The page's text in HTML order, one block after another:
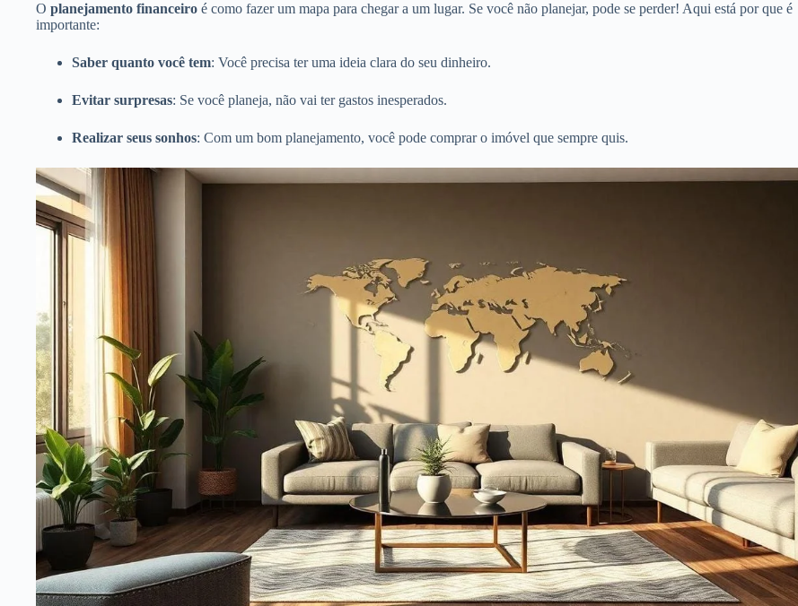
O planejamento financeiro é como fazer um mapa para chegar a um lugar. Se você não planejar, pode se perder! Aqui está por que é
importante:
Saber quanto você tem: Você precisa ter uma ideia clara do seu dinheiro.
Evitar surpresas: Se você planeja, não vai ter gastos inesperados.
Realizar seus sonhos: Com um bom planejamento, você pode comprar o imóvel que sempre quis.